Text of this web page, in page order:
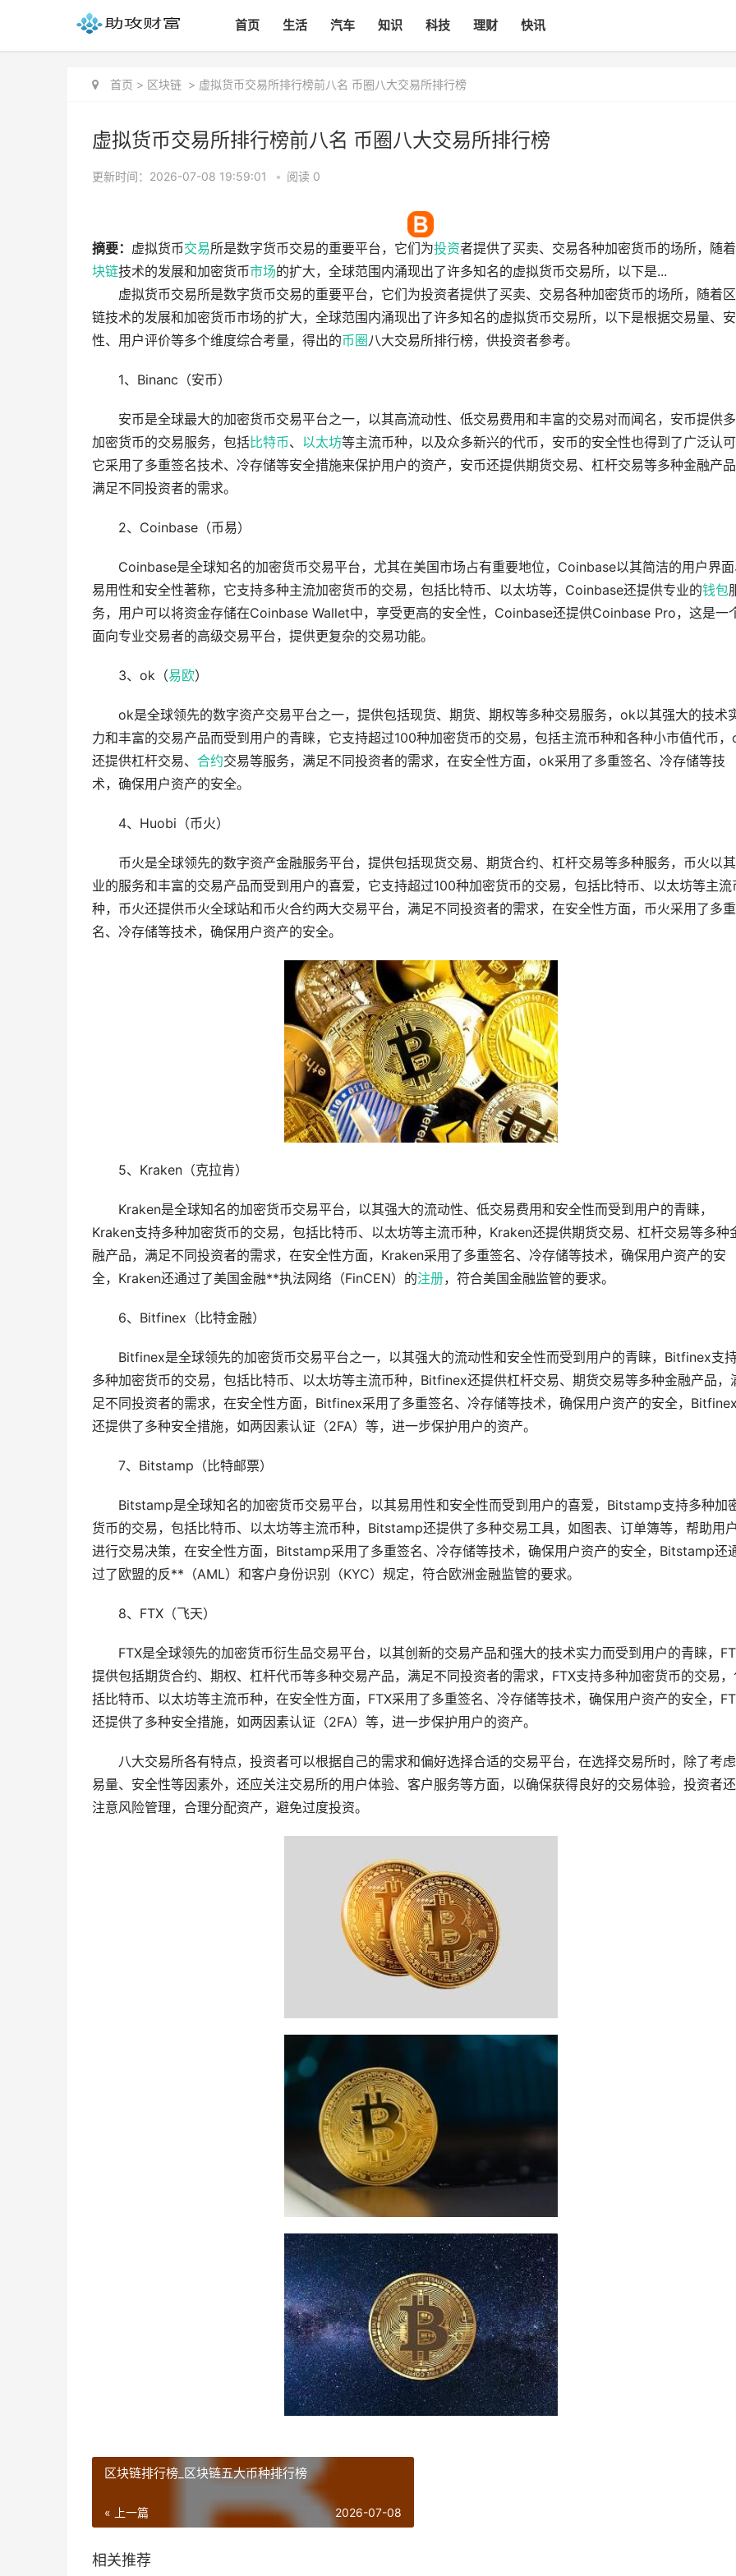
首页 生活 汽车 知识 科技 理财 快讯
首页 > 区块链 > 虚拟货币交易所排行榜前八名 币圈八大交易所排行榜
虚拟货币交易所排行榜前八名 币圈八大交易所排行榜
更新时间：2026-07-08 19:59:01 • 阅读 0
摘要： 虚拟货币交易所是数字货币交易的重要平台，它们为投资者提供了买卖、交易各种加密货币的场所，随着
块链技术的发展和加密货币市场的扩大，全球范围内涌现出了许多知名的虚拟货币交易所，以下是...
虚拟货币交易所是数字货币交易的重要平台，它们为投资者提供了买卖、交易各种加密货币的场所，随着
链技术的发展和加密货币市场的扩大，全球范围内涌现出了许多知名的虚拟货币交易所，以下是根据交易量、
性、用户评价等多个维度综合考量，得出的币圈八大交易所排行榜，供投资者参考。
1、Binanc（安币）
安币是全球最大的加密货币交易平台之一，以其高流动性、低交易费用和丰富的交易对而闻名，安币提供
加密货币的交易服务，包括比特币、 以太坊等主流币种，以及众多新兴的代币，安币的安全性也得到了广泛认可
它采用了多重签名技术、冷存储等安全措施来保护用户的资产，安币还提供期货交易、杠杆交易等多种金融产品
满足不同投资者的需求。
2、Coinbase（币易）
Coinbase是全球知名的加密货币交易平台，尤其在美国市场占有重要地位，Coinbase以其简洁的用户界面
易用性和安全性著称，它支持多种主流加密货币的交易，包括比特币、以太坊等，Coinbase还提供专业的钱包
务，用户可以将资金存储在Coinbase Wallet中，享受更高的安全性，Coinbase还提供Coinbase Pro，这是一
面向专业交易者的高级交易平台，提供更复杂的交易功能。
3、ok（易欧）
ok是全球领先的数字资产交易平台之一，提供包括现货、期货、期权等多种交易服务，ok以其强大的技术
力和丰富的交易产品而受到用户的青睐，它支持超过100种加密货币的交易，包括主流币种和各种小市值代币
还提供杠杆交易、 合约交易等服务，满足不同投资者的需求，在安全性方面，ok采用了多重签名、冷存储等技
术，确保用户资产的安全。
4、Huobi（币火）
币火是全球领先的数字资产金融服务平台，提供包括现货交易、期货合约、杠杆交易等多种服务，币火以
业的服务和丰富的交易产品而受到用户的喜爱，它支持超过100种加密货币的交易，包括比特币、以太坊等主流
种，币火还提供币火全球站和币火合约两大交易平台，满足不同投资者的需求，在安全性方面，币火采用了多
名、冷存储等技术，确保用户资产的安全。
5、Kraken（克拉肯）
Kraken是全球知名的加密货币交易平台，以其强大的流动性、低交易费用和安全性而受到用户的青睐，
Kraken支持多种加密货币的交易，包括比特币、以太坊等主流币种，Kraken还提供期货交易、杠杆交易等多种
融产品，满足不同投资者的需求，在安全性方面，Kraken采用了多重签名、冷存储等技术，确保用户资产的安
全，Kraken还通过了美国金融**执法网络（FinCEN）的注册，符合美国金融监管的要求。
6、Bitfinex（比特金融）
Bitfinex是全球领先的加密货币交易平台之一，以其强大的流动性和安全性而受到用户的青睐，Bitfinex支
多种加密货币的交易，包括比特币、以太坊等主流币种，Bitfinex还提供杠杆交易、期货交易等多种金融产品，
足不同投资者的需求，在安全性方面，Bitfinex采用了多重签名、冷存储等技术，确保用户资产的安全，Bitfinex
还提供了多种安全措施，如两因素认证（2FA）等，进一步保护用户的资产。
7、Bitstamp（比特邮票）
Bitstamp是全球知名的加密货币交易平台，以其易用性和安全性而受到用户的喜爱，Bitstamp支持多种加
货币的交易，包括比特币、以太坊等主流币种，Bitstamp还提供了多种交易工具，如图表、订单簿等，帮助用户
进行交易决策，在安全性方面，Bitstamp采用了多重签名、冷存储等技术，确保用户资产的安全，Bitstamp还
过了欧盟的反**（AML）和客户身份识别（KYC）规定，符合欧洲金融监管的要求。
8、FTX（飞天）
FTX是全球领先的加密货币衍生品交易平台，以其创新的交易产品和强大的技术实力而受到用户的青睐，
提供包括期货合约、期权、杠杆代币等多种交易产品，满足不同投资者的需求，FTX支持多种加密货币的交易
括比特币、以太坊等主流币种，在安全性方面，FTX采用了多重签名、冷存储等技术，确保用户资产的安全，
还提供了多种安全措施，如两因素认证（2FA）等，进一步保护用户的资产。
八大交易所各有特点，投资者可以根据自己的需求和偏好选择合适的交易平台，在选择交易所时，除了考
易量、安全性等因素外，还应关注交易所的用户体验、客户服务等方面，以确保获得良好的交易体验，投资者
注意风险管理，合理分配资产，避免过度投资。
区块链排行榜_区块链五大币种排行榜
« 上一篇 2026-07-08
相关推荐